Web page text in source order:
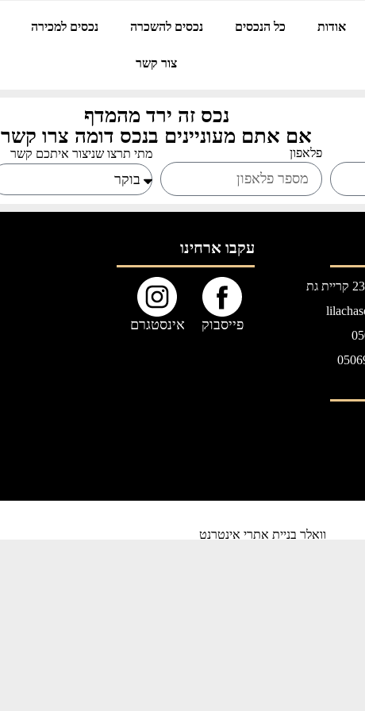
אודות כל הנכסים נכסים להשכרה נכסים למכירה
צור קשר
נכס זה ירד מהמדף
אם אתם מעוניינים בנכס דומה צרו קשר
פלאפון מתי תרצו שניצור איתכם קשר
עקבו ארחינו
פייסבוק אינסטגרם
וואלר בניית אתרי אינטרנט